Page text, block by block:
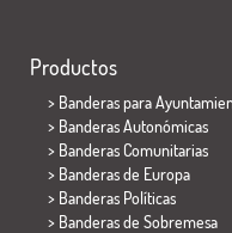
Productos
> Banderas para
> Banderas Autonómicas
> Banderas Comunitarias
> Banderas de Europa
> Banderas Políticas
> Banderas de Sobremesa